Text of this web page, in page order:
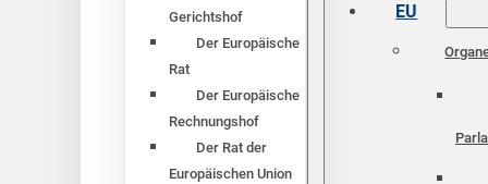
Gerichtshof
Der Europäische
Rat
Der Europäische
Rechnungshof
Der Rat der
Europäischen Union
EU